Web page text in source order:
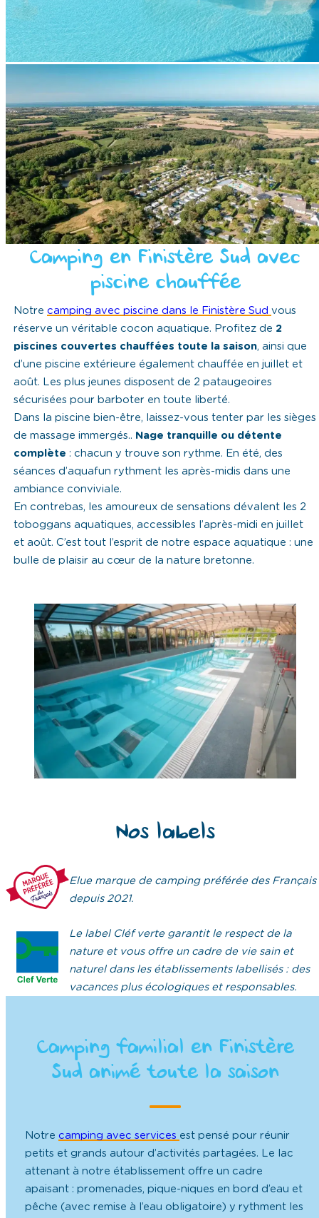
Camping en Finistère Sud avec
piscine chauffée
Notrecamping avec piscine dans le Finistère Sudvous
réserve un véritable cocon aquatique. Profitez de 2
piscines couvertes chauffées toute la saison, ainsi que
d’une piscine extérieure également chauffée en juillet et
août. Les plus jeunes disposent de 2 pataugeoires
sécurisées pour barboter en toute liberté.
Dans la piscine bien-être, laissez-vous tenter par les sièges
de massage immergés.. Nage tranquille ou détente
complète : chacun y trouve son rythme. En été, des
séances d’aquafun rythment les après-midis dans une
ambiance conviviale.
En contrebas, les amoureux de sensations dévalent les 2
toboggans aquatiques, accessibles l’après-midi en juillet
et août. C’est tout l’esprit de notre espace aquatique : une
bulle de plaisir au cœur de la nature bretonne.
Nos labels
Elue marque de camping préférée des Français
depuis 2021.
Le label Cléf verte garantit le respect de la
nature et vous offre un cadre de vie sain et
naturel dans les établissements labellisés : des
vacances plus écologiques et responsables.
Camping familial en Finistère
Sud animé toute la saison
Notre camping avec services est pensé pour réunir
petits et grands autour d’activités partagées. Le lac
attenant à notre établissement offre un cadre
apaisant : promenades, pique-niques en bord d’eau et
pêche (avec remise à l’eau obligatoire) y rythment les